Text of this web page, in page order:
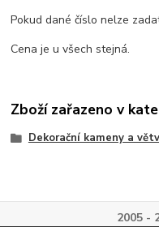
Pokud dané číslo nelze
Cena je u všech stejná.
Zboží zařazeno v
Dekorační kameny a
2005 -